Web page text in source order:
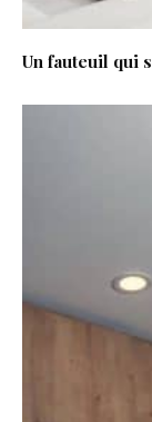
Un fauteuil qui